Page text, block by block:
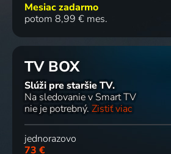
Mesiac zadarmo
potom 8,99 € mes.
TV BOX
Slúži pre staršie TV.
Na sledovanie v Smart TV
nie je potrebný. Zistiť viac
jednorazovo
73 €